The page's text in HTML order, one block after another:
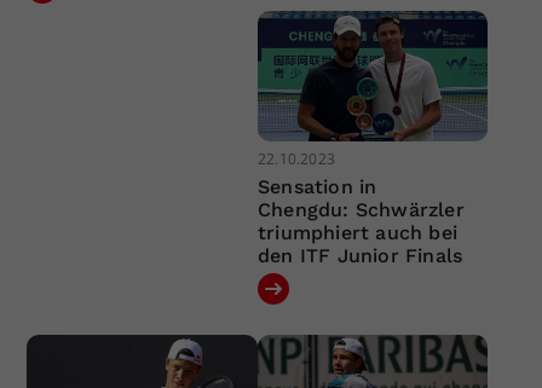
22.10.2023
Sensation in
Chengdu: Schwärzler
triumphiert auch bei
den ITF Junior Finals